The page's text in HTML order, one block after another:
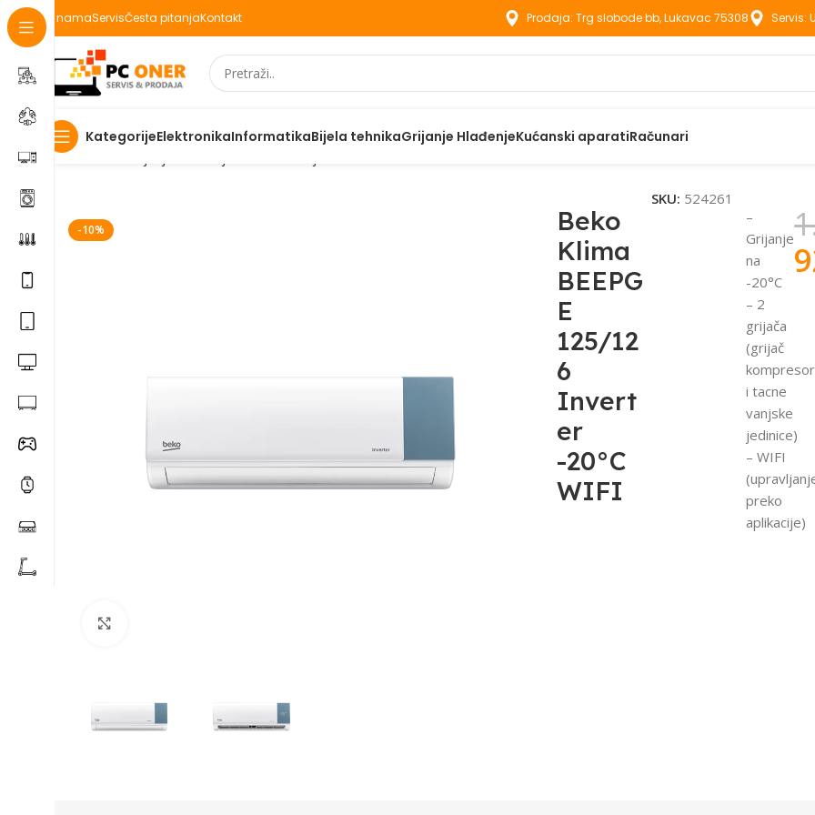
O namaServisČesta pitanjaKontakt Prodaja: Trg slobode bb, Lukavac 75308 Servis:
KategorijeElektronikaInformatikaBijela tehnikaGrijanje HlađenjeKućanski aparatiRačunari
Početna
-10%
Beko
Klima
BEEPG
E
125/12
6
Invert
er
-20°C
WIFI
SKU: 524261
–
Grijanje
na
-20°C
– 2
grijača
(grijač
i tacne
vanjske
jedinice)
– WIFI
preko
aplikacije)